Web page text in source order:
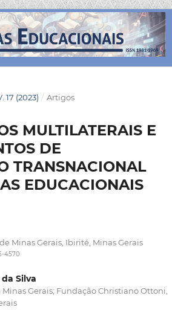
17 (2023) / Artigos
MULTILATERAIS E
DE
TRANSNACIONAL
EDUCACIONAIS
Minas Gerais, Ibirité, Minas Gerais
4570
Silva
Gerais; Fundação Christiano Ottoni,